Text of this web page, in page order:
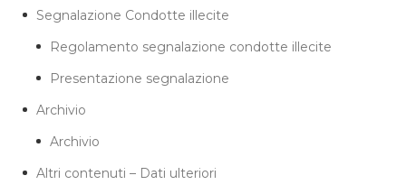
Segnalazione Condotte illecite
Regolamento segnalazione condotte illecite
Presentazione segnalazione
Archivio
Archivio
Altri contenuti – Dati ulteriori